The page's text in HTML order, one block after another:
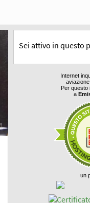
Sei attivo in questo
Internet
aviazione
Per questo
a
un